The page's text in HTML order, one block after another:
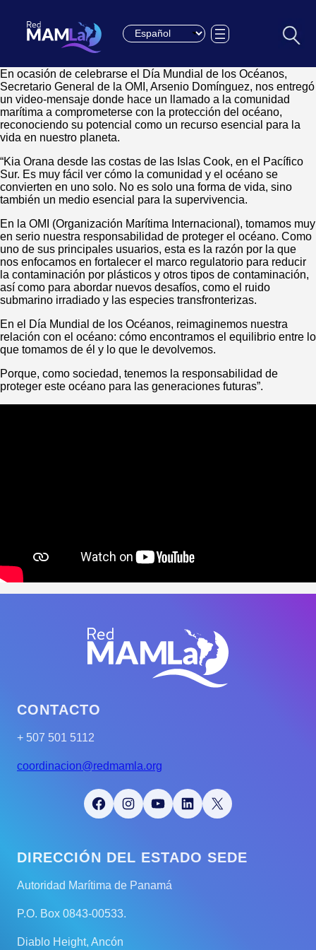
Choose a language
En ocasión de celebrarse el Día Mundial de los Océanos,
Secretario General de la OMI, Arsenio Domínguez, nos entregó
un video-mensaje donde hace un llamado a la comunidad
marítima a comprometerse con la protección del océano,
reconociendo su potencial como un recurso esencial para la
vida en nuestro planeta.
“Kia Orana desde las costas de las Islas Cook, en el Pacífico
Sur. Es muy fácil ver cómo la comunidad y el océano se
convierten en uno solo. No es solo una forma de vida, sino
también un medio esencial para la supervivencia.
En la OMI (Organización Marítima Internacional), tomamos muy
en serio nuestra responsabilidad de proteger el océano. Como
uno de sus principales usuarios, esta es la razón por la que
nos enfocamos en fortalecer el marco regulatorio para reducir
la contaminación por plásticos y otros tipos de contaminación,
así como para abordar nuevos desafíos, como el ruido
submarino irradiado y las especies transfronterizas.
En el Día Mundial de los Océanos, reimaginemos nuestra
relación con el océano: cómo encontramos el equilibrio entre lo
que tomamos de él y lo que le devolvemos.
Porque, como sociedad, tenemos la responsabilidad de
proteger este océano para las generaciones futuras”.
CONTACTO
+ 507 501 5112
coordinacion@redmamla.org
Facebook Instagram YouTube LinkedIn X
DIRECCIÓN DEL ESTADO SEDE
Autoridad Marítima de Panamá
P.O. Box 0843-00533.
Diablo Height, Ancón